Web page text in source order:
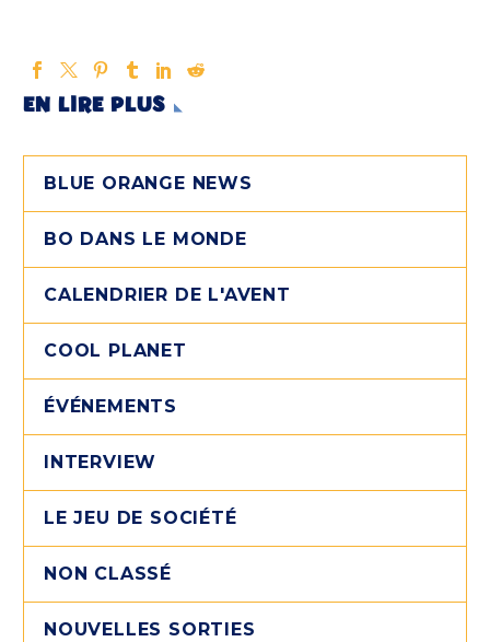
EN LIRE PLUS
BLUE ORANGE NEWS
BO DANS LE MONDE
CALENDRIER DE L'AVENT
COOL PLANET
ÉVÉNEMENTS
INTERVIEW
LE JEU DE SOCIÉTÉ
NON CLASSÉ
NOUVELLES SORTIES